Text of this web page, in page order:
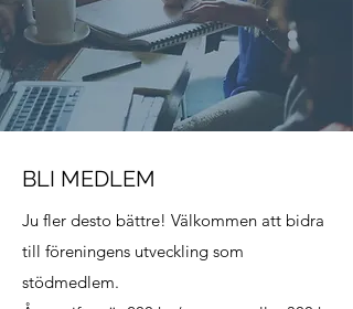
BLI MEDLEM
Ju fler desto bättre! Välkommen att bidra
till föreningens utveckling som
stödmedlem.